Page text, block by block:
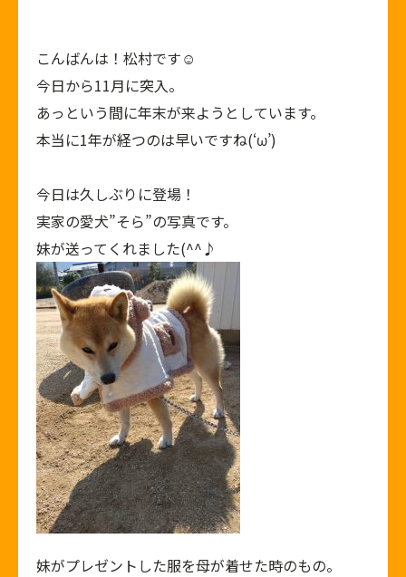
こんばんは！松村です☺️
今日から11月に突入。
あっという間に年末が来ようとしています。
本当に1年が経つのは早いですね(‘ω’)
今日は久しぶりに登場！
実家の愛犬”そら”の写真です。
妹が送ってくれました(^^♪
妹がプレゼントした服を母が着せた時のもの。